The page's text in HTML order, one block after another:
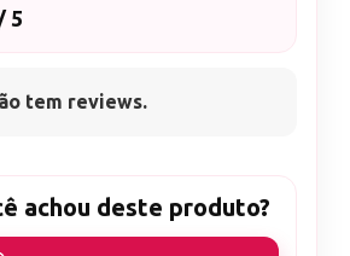
5
tem reviews.
achou deste produto?